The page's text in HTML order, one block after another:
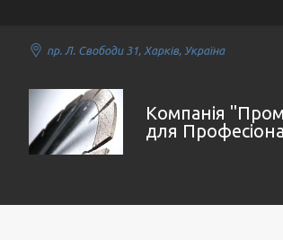
пр. Л. Свободи 31, Харків, Україна
Компанія
для